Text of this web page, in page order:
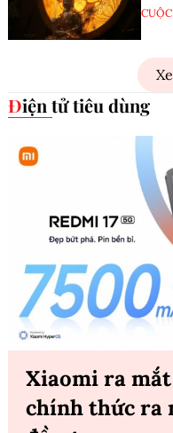
Điện tử tiêu dùng
Xiaomi ra mắt
chính thức ra